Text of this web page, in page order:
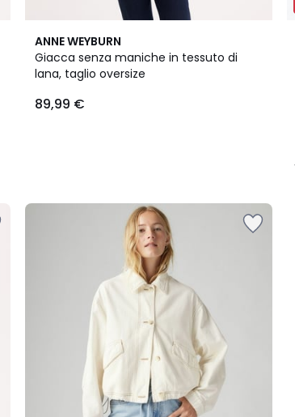
ANNE WEYBURN
Giacca senza maniche in tessuto di
lana, taglio oversize
89,99 €